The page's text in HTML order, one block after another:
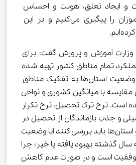
و ایجاد تعلق، هویت و احساس
ارزشمندی در دانش‌آموزان را پیگیری می‌کنیم و بر این
وزارت آموزش و پرورش گفت: برای
تمام مناطق کشور تهیه شده
است. در این کارنامه، وضعیت استان‌ها به تفکیک مناطق
با میانگین کشوری و نواحی
شده است. نرخ ترک تحصیل، نرخ تکرار
و جذب بازماندگان از تحصیل در
این کارنامه درج شده و استان‌ها باید بررسی کنند آیا وضعیت
سال گذشته بهبود یافته یا خیر؛ چرا
است و در صورت عدم کاهش